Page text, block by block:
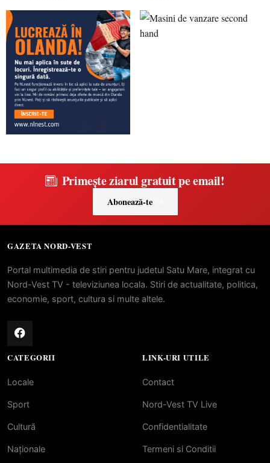
Primește ziarul gratuit pe email!
Abonează-te
GAZETA NORD-VEST
Portal multimedia de stiri pentru judetul Satu Mare, integrat cu
Nord-Vest TV - televiziunea locala. Stiri de actualitate, politica,
economie, sport, cultura si multe altele.
CATEGORII
Locale
Sport
Cultură
Naționale
LINK-URI UTILE
Contact
Nord-Vest TV Live
Confidentialitate
Termeni si Conditii